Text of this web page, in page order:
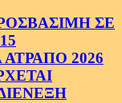
ΣΕ
2026